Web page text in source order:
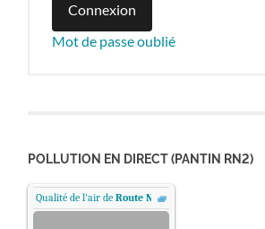
Connexion
Mot de passe oublié
POLLUTION EN DIRECT (PANTIN RN2)
Qualité de l'air deRoute Nationale 2 - Pantin, Paris